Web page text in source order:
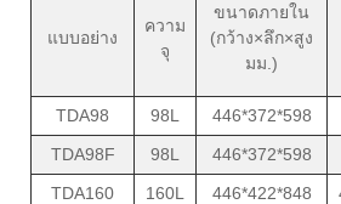
แบบอย่าง
ความ
จุ
ขนาดภายใน
(กว้าง×ลึก×สูง
มม.)
TDA98
98L 446*372*598
TDA98F
98L 446*372*598
TDA160
160L 446*422*848